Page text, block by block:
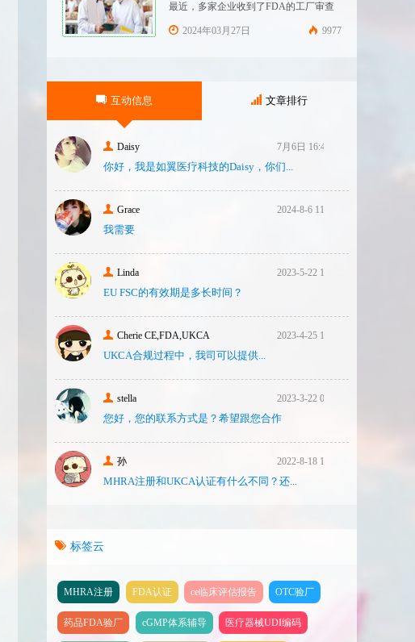
MDR技术文档结构：设备描述和规格，
最近，多家企业收到了FDA的工厂审查
通知，我们作为美代也收到了FDA要求
（MarcoRubio）联合8位参议员认为FDA
疏于检查中国和印度等美国以外的药械
制造商（尤其是医疗器械）并已危及美
国患者和美国国内厂商，因此联
2024年03月27日 9977
互动信息 文章排行
Daisy 7月6日 16:47
你好，我是如翼医疗科技的Daisy，你们...
Grace 2024-8-6 11:14
我需要
Linda 2023-5-22 10:43
EU FSC的有效期是多长时间？
Cherie CE,FDA,UKCA 2023-4-25 16:24
UKCA合‮过规‬程中，我司可‮提以‬供...
stella 2023-3-22 08:31
您好，您的联系方式是？希望跟您合作
孙 2022-8-18 17:47
MHRA注册和UKCA认证有什么不同？还...
标签云
MHRA注册 FDA认证 ce临床评估报告 OTC验厂
药品FDA验厂 cGMP体系辅导 医疗器械UDI编码